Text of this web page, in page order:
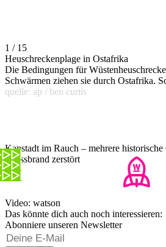
1 / 15
Heuschreckenplage in Ostafrika
Die Bedingungen für
Schwärmen ziehen sie durch Ostafrika.
quelle: ap / ben curtis
Kapstadt im Rauch – mehrere historische
Grossbrand zerstört
Video: watson
Das könnte dich auch noch interessieren:
Abonniere unseren Newsletter